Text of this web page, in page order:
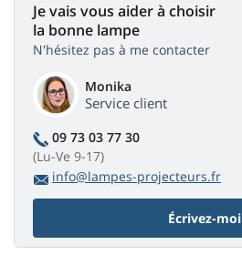
Je vais vous aider à choisir
la bonne lampe
N'hésitez pas à me contacter
Monika
Service client
09 73 03 77 30
(Lu-Ve 9-17)
info@lampes-projecteurs.fr
Écrivez-moi